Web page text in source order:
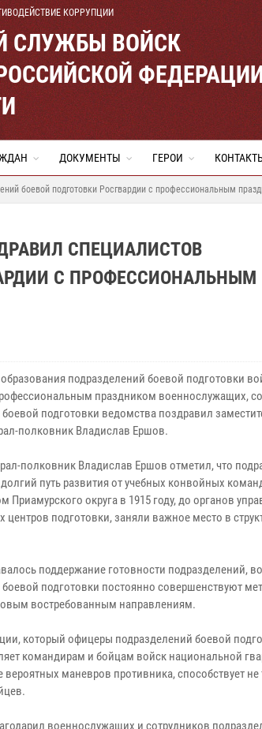
КОРРУПЦИИ
СЛУЖБЫ ВОЙСК
ДОКУМЕНТЫ ГЕРОИ
боевой подготовки Росгвардии с профессиональным
СПЕЦИАЛИСТОВ
С ПРОФЕССИОНАЛЬНЫМ
подразделений боевой подготовки
праздником военнослужащих,
подготовки ведомства поздравил
полковник Владислав Ершов.
полковник Владислав Ершов отметил, что
путь развития от учебных конвойных
округа в 1915 году, до органов
центров подготовки, заняли важное место в
поддержание готовности подразделений,
подготовки постоянно совершенствуют
востребованным направлениям.
который офицеры подразделений боевой
командирам и бойцам войск национальной
маневров противника, способствует не
военнослужащих и сотрудников